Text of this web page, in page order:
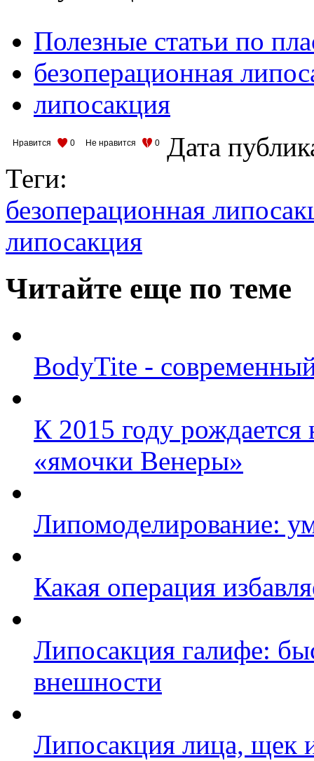
Полезные статьи по
безоперационная
липосакция
Нравится 0 Не нравится 0
Дата
Теги:
безоперационная
липосакция
Читайте еще по теме
BodyTite -
К 2015 году рождается
«ямочки Венеры»
Липомоделирование:
Какая операция
Липосакция галифе:
внешности
Липосакция лица, щек